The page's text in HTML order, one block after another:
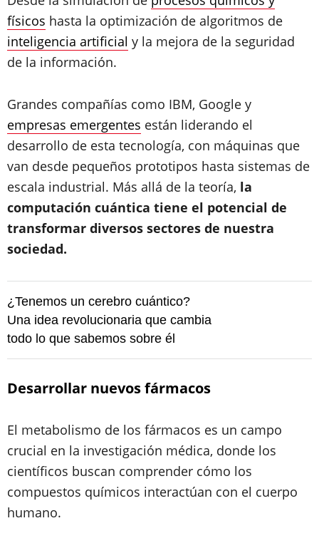
físicos hasta la optimización de algoritmos de
inteligencia artificial y la mejora de la seguridad
de la información.
Grandes compañías como IBM, Google y
empresas emergentes están liderando el
desarrollo de esta tecnología, con máquinas que
van desde pequeños prototipos hasta sistemas de
escala industrial. Más allá de la teoría, la
computación cuántica tiene el potencial de
transformar diversos sectores de nuestra
sociedad.
¿Tenemos un cerebro cuántico?
Una idea revolucionaria que cambia
todo lo que sabemos sobre él
Desarrollar nuevos fármacos
El metabolismo de los fármacos es un campo
crucial en la investigación médica, donde los
científicos buscan comprender cómo los
compuestos químicos interactúan con el cuerpo
humano.